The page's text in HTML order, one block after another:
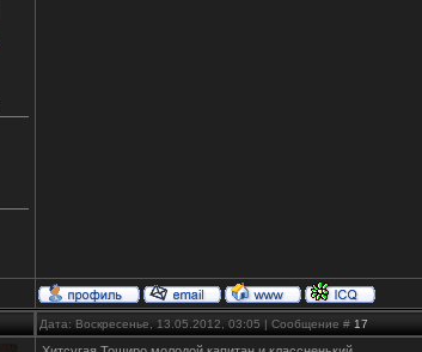
Дата: Воскресенье, 13.05.2012, 03:05 | Сообщение # 17